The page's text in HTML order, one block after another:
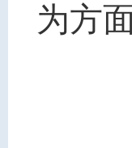
为方